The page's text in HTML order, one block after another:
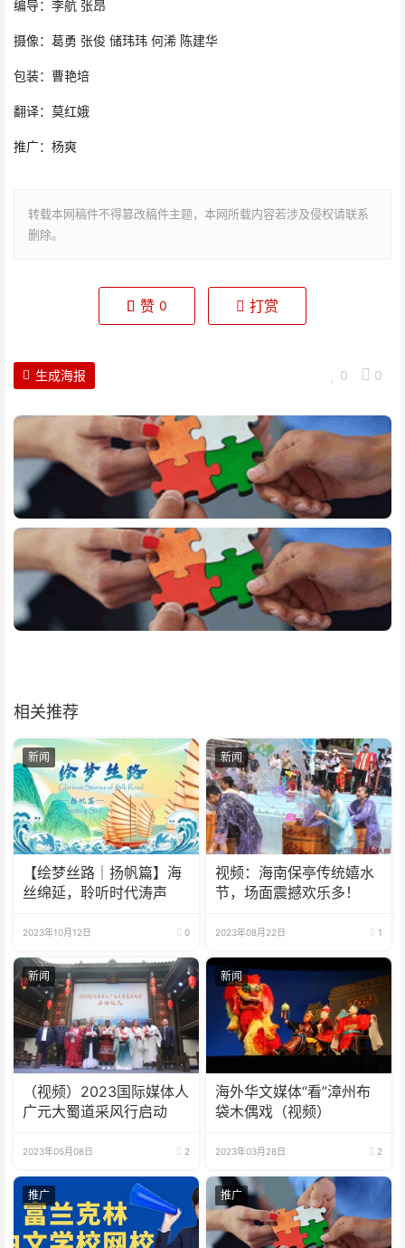
编导：李航 张昂
摄像：葛勇 张俊 储玮玮 何浠 陈建华
包装：曹艳培
翻译：莫红娥
推广：杨爽
转载本网稿件不得篡改稿件主题，本网所载内容若涉及侵权请联系
删除。
赞 0 打赏
0 0
生成海报
相关推荐
新闻
【绘梦丝路｜扬帆篇】海
丝绵延，聆听时代涛声
2023年10月12日 0
新闻
视频：海南保亭传统嬉水
节，场面震撼欢乐多！
2023年08月22日 1
新闻
（视频）2023国际媒体人
广元大蜀道采风行启动
2023年05月08日 2
新闻
海外华文媒体“看”漳州布
袋木偶戏（视频）
2023年03月28日 2
推广 推广